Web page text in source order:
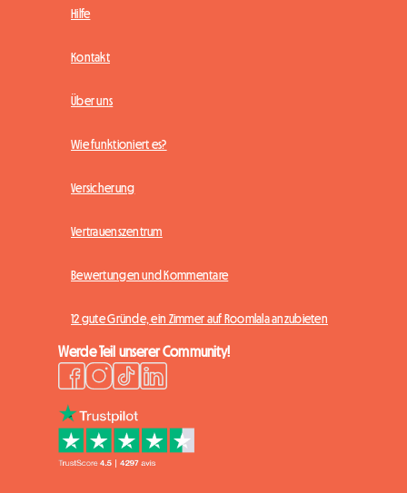
Hilfe
Kontakt
Über uns
Wie funktioniert es?
Versicherung
Vertrauenszentrum
Bewertungen und Kommentare
12 gute Gründe, ein Zimmer auf Roomlala anzubieten
Werde Teil unserer Community!